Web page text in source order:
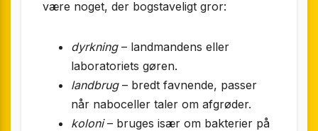
være noget, der bogstaveligt gror:
dyrkning– landmandens eller
laboratoriets gøren.
landbrug– bredt favnende, passer
når naboceller taler om afgrøder.
koloni– bruges især om bakterier på